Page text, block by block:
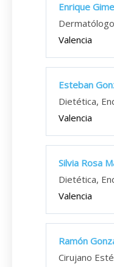
Enrique
Dermatólogo
Valencia
Esteban
Dietética,
Valencia
Silvia Rosa
Dietética,
Valencia
Ramón
Cirujano